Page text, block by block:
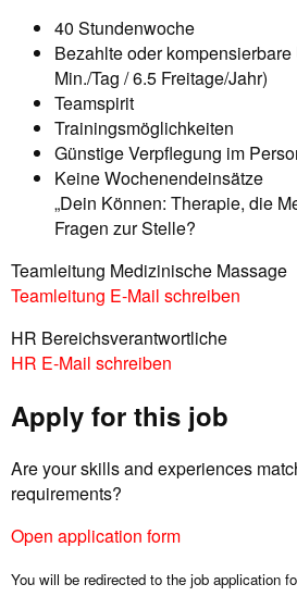
40 Stundenwoche
Bezahlte oder
Min./Tag / 6.5 Freitage/Jahr)
Teamspirit
Trainingsmöglichkeiten
Günstige Verpflegung im
Keine Wochenendeinsätze
„Dein Können: Therapie, die
Fragen zur Stelle?
Teamleitung Medizinische Massage
Teamleitung E-Mail schreiben
HR Bereichsverantwortliche
HR E-Mail schreiben
Apply for this job
Are your skills and experiences
requirements?
Open application form
You will be redirected to the job application